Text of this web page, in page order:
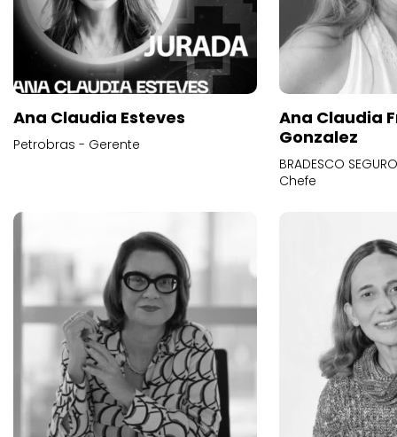
Ana Claudia Esteves
Petrobras - Gerente
Ana Claudia
Gonzalez
BRADESCO
Chefe